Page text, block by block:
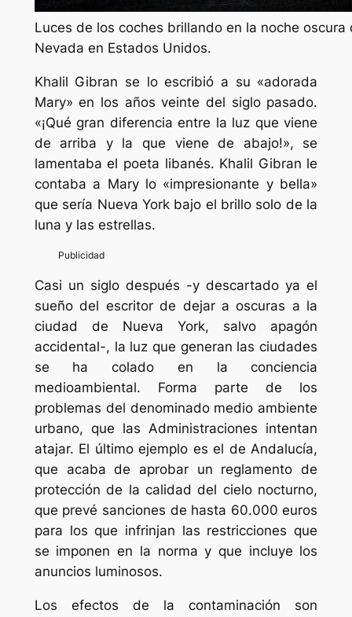
Luces de los coches brillando en la noche oscura
Nevada en Estados Unidos.
Khalil Gibran se lo escribió a su «adorada
Mary» en los años veinte del siglo pasado.
«¡Qué gran diferencia entre la luz que viene
de arriba y la que viene de abajo!», se
lamentaba el poeta libanés. Khalil Gibran le
contaba a Mary lo «impresionante y bella»
que sería Nueva York bajo el brillo solo de la
luna y las estrellas.
Casi un siglo después -y descartado ya el
sueño del escritor de dejar a oscuras a la
ciudad de Nueva York, salvo apagón
accidental-, la luz que generan las ciudades
se ha colado en la conciencia
medioambiental. Forma parte de los
problemas del denominado medio ambiente
urbano, que las Administraciones intentan
atajar. El último ejemplo es el de Andalucía,
que acaba de aprobar un reglamento de
protección de la calidad del cielo nocturno,
que prevé sanciones de hasta 60.000 euros
para los que infrinjan las restricciones que
se imponen en la norma y que incluye los
anuncios luminosos.
Los efectos de la contaminación son